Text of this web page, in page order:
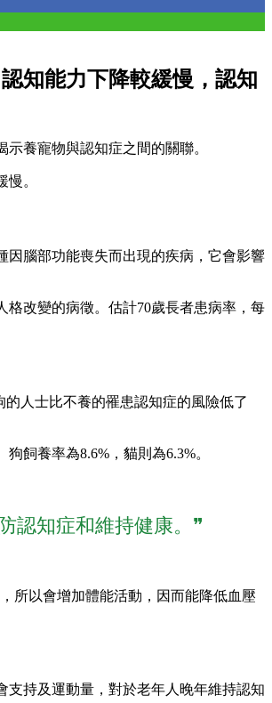
知能力下降較緩慢，認知
養寵物與認知症之間的關聯。
。
因腦部功能喪失而出現的疾病，它會影響
改變的病徵。估計70歲長者患病率，每
人士比不養的罹患認知症的風險低了
飼養率為8.6%，貓則為6.3%。
認知症和維持健康。❞
所以會增加體能活動，因而能降低血壓
支持及運動量，對於老年人晚年維持認知